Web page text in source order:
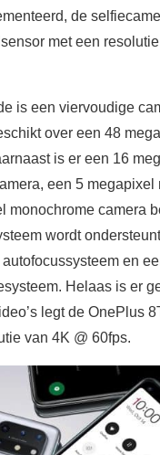
de
met een
is een viervoudige
over een 48
is er een 16
een 5 megapixel
monochrome camera
wordt
en
Helaas is er
legt de OnePlus
van 4K @ 60fps.